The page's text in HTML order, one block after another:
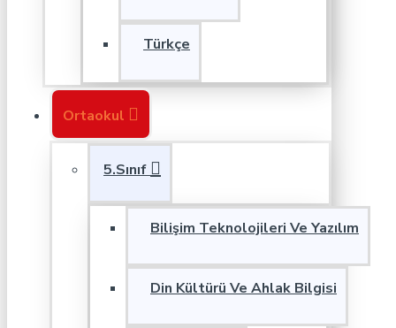
Türkçe
Ortaokul
5.Sınıf
Bilişim Teknolojileri Ve Yazılım
Din Kültürü Ve Ahlak Bilgisi